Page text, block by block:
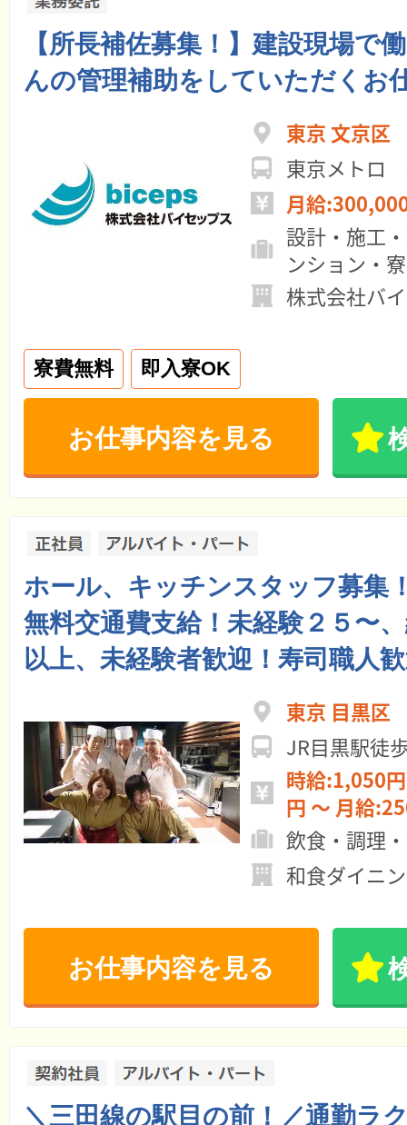
【所長補佐募集！】建設現場で
んの管理補助をしていただくお
東京 文京区
東京メトロ
月給
設計・施工
ンション・
株式会社バ
寮費無料 即入寮OK
お仕事内容を見る
ホール、キッチンスタッフ募集
無料交通費支給！未経験２５〜
以上、未経験者歓迎！寿司職
東京 目黒区
JR目黒駅徒
時給:1,050円 ～ 日給
円 ～ 月
飲食・調理
和食ダイニ
お仕事内容を見る
＼三田線の駅目の前！／通勤ラ